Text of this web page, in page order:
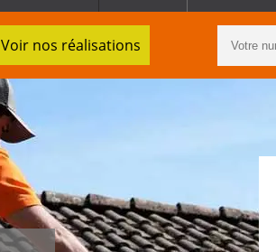
Voir nos réalisations